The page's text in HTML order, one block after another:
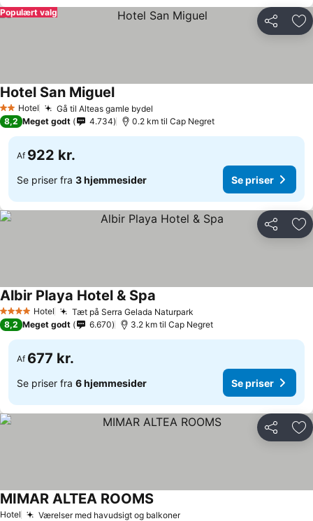
Del
Populært valg
2 Stjerner
Hotel Gå til Alteas gamle bydel
Hotel San Miguel
8,2 Meget godt 4.734 0.2 km til Cap Negret
Af 922 kr.
Se priser fra 3 hjemmesider Se priser
Del
4 StjernerHotel Tæt på Serra Gelada Naturpark
Albir Playa Hotel & Spa
8,2 Meget godt 6.670 3.2 km til Cap Negret
Af 677 kr.
Se priser fra 6 hjemmesider Se priser
Del
Hotel Værelser med havudsigt og balkoner
MIMAR ALTEA ROOMS